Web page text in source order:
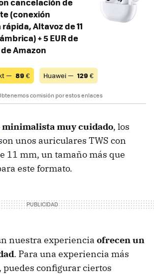
(conexión
Altavoz de 11
+ 5 EUR de
Amazon
— 89 € Huawei — 129 €
comisión por estos enlaces
minimalista muy cuidado, los
unos auriculares TWS con
11 mm, un tamaño más que
este formato.
nuestra experiencia ofrecen un
. Para una experiencia más
puedes configurar ciertos